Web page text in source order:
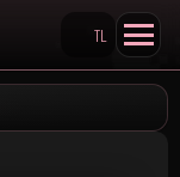
Search KpopVisage
TL